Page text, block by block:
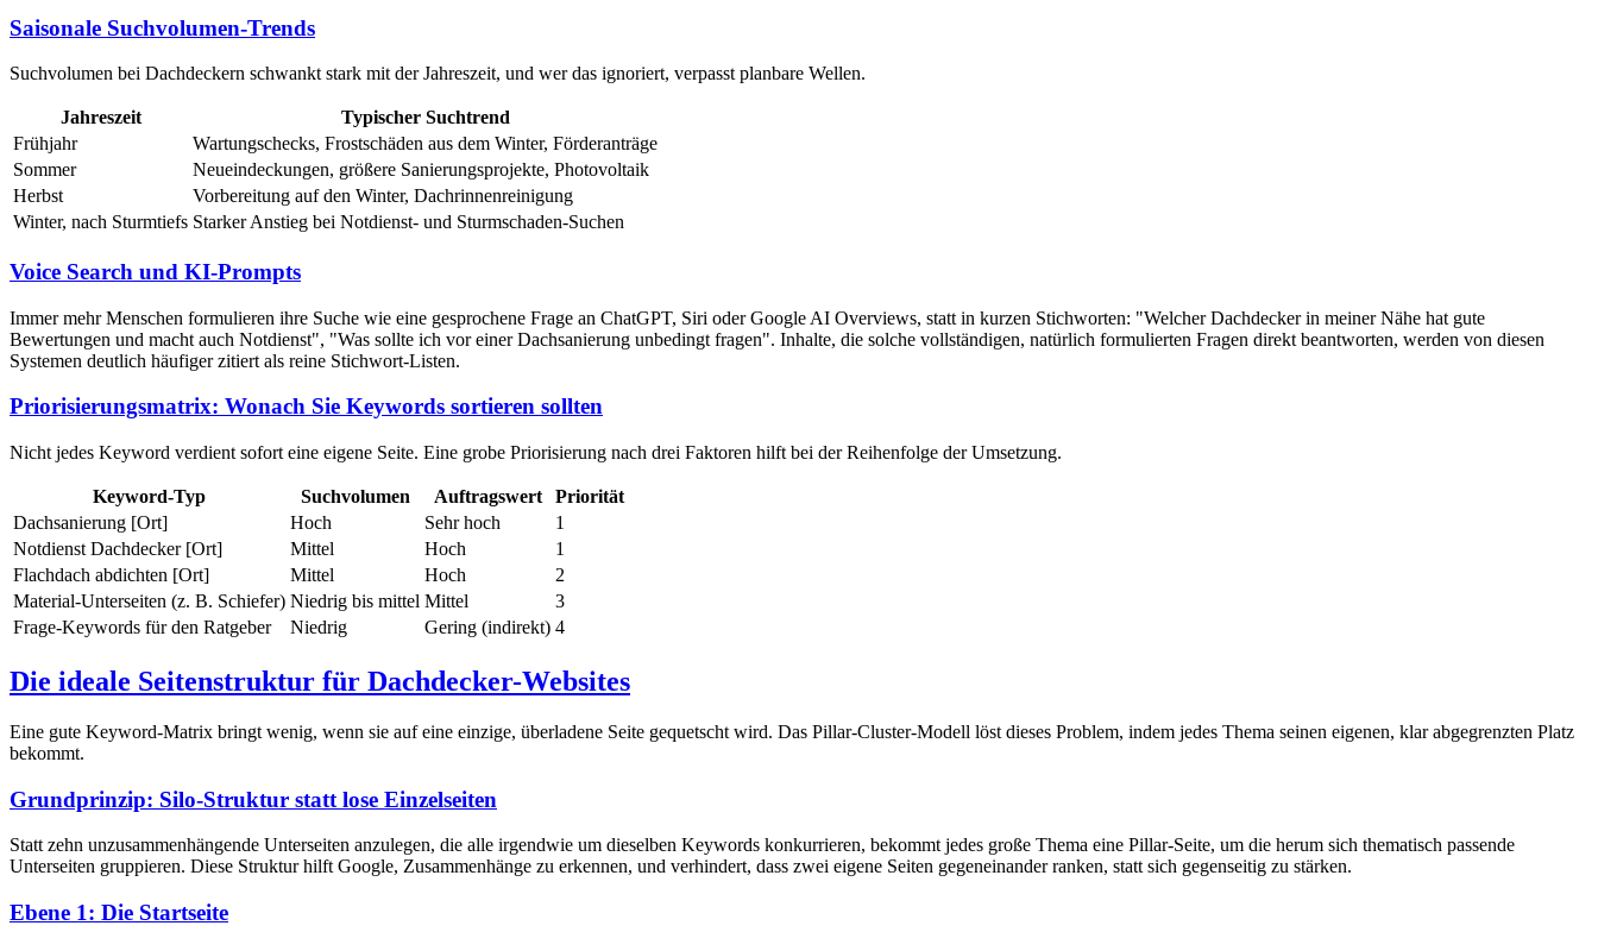
Saisonale Suchvolumen-Trends
Suchvolumen bei Dachdeckern schwankt stark mit der Jahreszeit, und wer das ignoriert, verpasst planbare Wellen.
Jahreszeit
Typischer Suchtrend
Frühjahr
Wartungschecks, Frostschäden aus dem Winter, Förderanträge
Sommer
Neueindeckungen, größere Sanierungsprojekte, Photovoltaik
Herbst
Vorbereitung auf den Winter, Dachrinnenreinigung
Winter, nach Sturmtiefs Starker Anstieg bei Notdienst- und Sturmschaden-Suchen
Voice Search und KI-Prompts
Immer mehr Menschen formulieren ihre Suche wie eine gesprochene Frage an ChatGPT, Siri oder Google AI Overviews, statt in kurzen Stichworten: "Welcher Dachdecker in meiner Nähe hat gute
Bewertungen und macht auch Notdienst", "Was sollte ich vor einer Dachsanierung unbedingt fragen". Inhalte, die solche vollständigen, natürlich formulierten Fragen direkt beantworten, werden von diesen
Systemen deutlich häufiger zitiert als reine Stichwort-Listen.
Priorisierungsmatrix: Wonach Sie Keywords sortieren sollten
Nicht jedes Keyword verdient sofort eine eigene Seite. Eine grobe Priorisierung nach drei Faktoren hilft bei der Reihenfolge der Umsetzung.
Keyword-Typ Suchvolumen Auftragswert
Priorität
Dachsanierung [Ort]
Hoch Sehr hoch
1
Notdienst Dachdecker [Ort]
Mittel Hoch
1
Flachdach abdichten [Ort]
Mittel Hoch
2
Material-Unterseiten (z. B. Schiefer) Niedrig bis mittel Mittel
3
Frage-Keywords für den Ratgeber
Niedrig Gering (indirekt) 4
Die ideale Seitenstruktur für Dachdecker-Websites
Eine gute Keyword-Matrix bringt wenig, wenn sie auf eine einzige, überladene Seite gequetscht wird. Das Pillar-Cluster-Modell löst dieses Problem, indem jedes Thema seinen eigenen, klar abgegrenzten Platz
bekommt.
Grundprinzip: Silo-Struktur statt lose Einzelseiten
Statt zehn unzusammenhängende Unterseiten anzulegen, die alle irgendwie um dieselben Keywords konkurrieren, bekommt jedes große Thema eine Pillar-Seite, um die herum sich thematisch passende
Unterseiten gruppieren. Diese Struktur hilft Google, Zusammenhänge zu erkennen, und verhindert, dass zwei eigene Seiten gegeneinander ranken, statt sich gegenseitig zu stärken.
Ebene 1: Die Startseite